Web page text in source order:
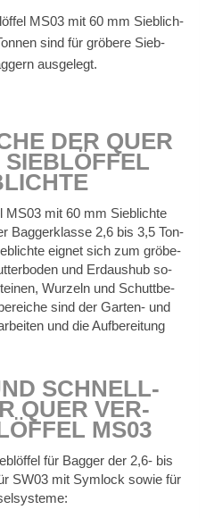
MS03 mit 60 mm Sieb­lich­
sind für grö­be­re Sieb-
aus­ge­legt.
DER QUER
MS03 mit 60 mm Sieb­lich­te
Bag­ger­klas­se 2,6 bis 3,5 Ton­
eig­net sich zum grö­be­
und Erd­aus­hub so­
Wur­zeln und Schutt­be­
sind der Gar­ten- und
und die Auf­be­rei­tung
SCHNELL­
QUER VER­
MS03
für Bag­ger der 2,6- bis
SW03 mit Sym­lock so­wie für